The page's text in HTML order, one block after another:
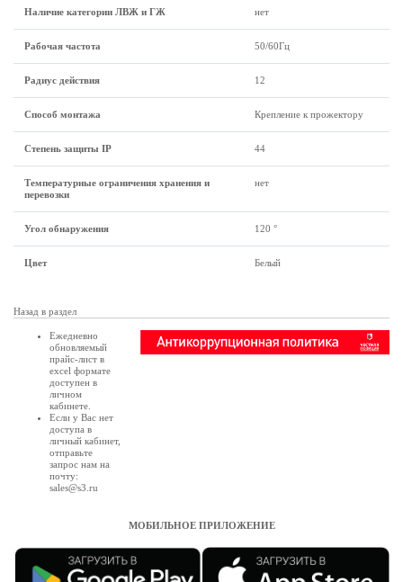
Наличие категории ЛВЖ и ГЖ нет
Рабочая частота 50/60Гц
Радиус действия 12
Способ монтажа Крепление к прожектору
Степень защиты IP 44
Температурные ограничения хранения и
перевозки
нет
Угол обнаружения 120 °
Цвет Белый
Назад в раздел
Ежедневно
обновляемый
прайс-лист в
excel формате
доступен в
личном
кабинете
Если у Вас нет
доступа в
личный кабинет,
отправьте
запрос нам на
почту:
sales@s3.ru
МОБИЛЬНОЕ ПРИЛОЖЕНИЕ